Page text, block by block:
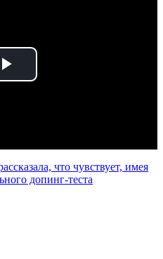
Play
что чувствует, имея
допинг-теста